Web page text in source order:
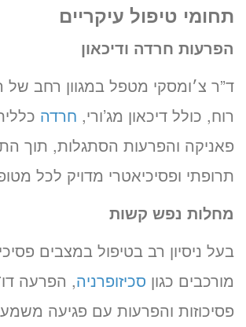
יום ד’ 12.08.26
תחומי טיפול עיקריים
הפרעות חרדה ודיכאון
ד”ר צ׳ומסקי מטפל במגוון רחב
רוח, כולל דיכאון מג’ורי, חרדה
פאניקה והפרעות הסתגלות, תוך
תרופתי ופסיכיאטרי מדויק לכל
מחלות נפש קשות
בעל ניסיון רב בטיפול במצבים
מורכבים כגון סכיזופרניה, הפרעה
פסיכוזות והפרעות עם פגיעה